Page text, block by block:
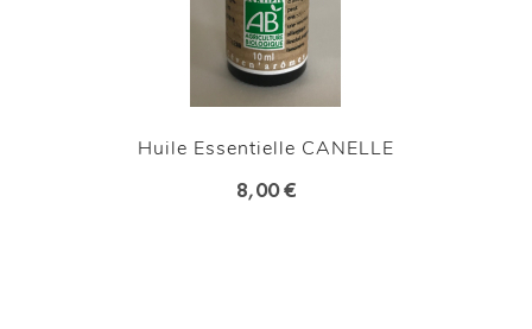
Huile Essentielle CANELLE
8,00 €